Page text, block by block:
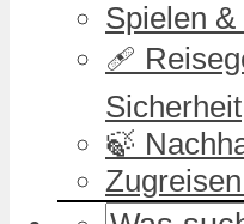
Spielen &
🩹
Sicherheit
🍃